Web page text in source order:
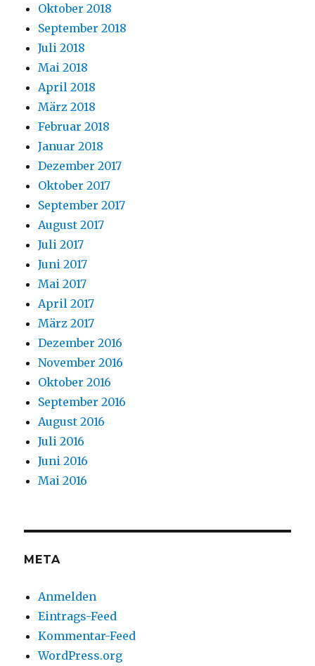
Oktober 2018
September 2018
Juli 2018
Mai 2018
April 2018
März 2018
Februar 2018
Januar 2018
Dezember 2017
Oktober 2017
September 2017
August 2017
Juli 2017
Juni 2017
Mai 2017
April 2017
März 2017
Dezember 2016
November 2016
Oktober 2016
September 2016
August 2016
Juli 2016
Juni 2016
Mai 2016
META
Anmelden
Eintrags-Feed
Kommentar-Feed
WordPress.org